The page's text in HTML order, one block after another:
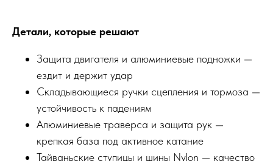
Детали, которые решают
Защита двигателя и алюминиевые подножки —
ездит и держит удар
Складывающиеся ручки сцепления и тормоза —
устойчивость к падениям
Алюминиевые траверса и защита рук —
крепкая база под активное катание
Тайваньские ступицы и шины Nylon — качество